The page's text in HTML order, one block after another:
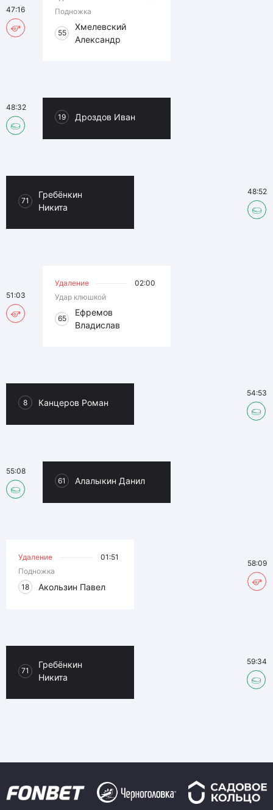
Подножка
55
Хмелевский
Александр
47:16
19 Дроздов Иван
48:32
71
Гребёнкин
Никита
48:52
Удаление
02:00
Удар клюшкой
65
Ефремов
Владислав
51:03
8 Канцеров Роман
54:53
61 Алалыкин Данил
55:08
Удаление
01:51
Подножка
18
Акользин Павел
58:09
71
Гребёнкин
Никита
59:34